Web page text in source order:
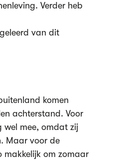
Verder heb
van dit
komen
achterstand. Voor
wel mee, omdat zij
Maar voor de
makkelijk om zomaar